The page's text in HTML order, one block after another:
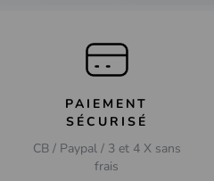
PAIEMENT
SÉCURISÉ
CB / Paypal / 3 et 4 X sans
frais